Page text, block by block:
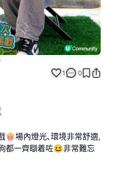
1 0
🍿場內燈光､環境非常舒適,
都一齊瞓着咗😆非常難忘